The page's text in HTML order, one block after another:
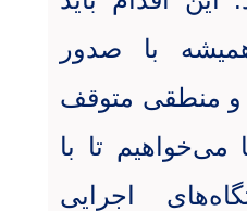
با صدور
منطقی متوقف
می‌خواهیم تا با
اجرایی